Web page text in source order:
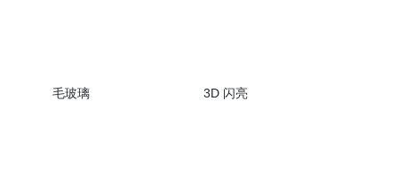
毛玻璃 3D 闪亮